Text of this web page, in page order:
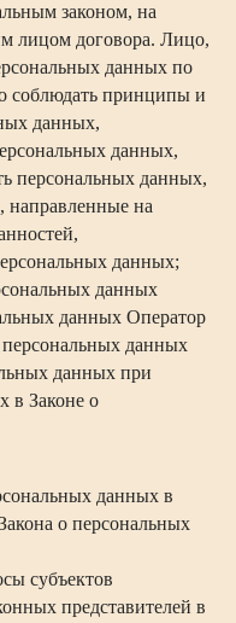
законом, на
лицом договора. Лицо,
данных по
соблюдать принципы и
данных,
данных,
персональных данных,
направленные на
данных;
данных
данных Оператор
данных
данных при
в Законе о
данных в
о персональных
субъектов
представителей в